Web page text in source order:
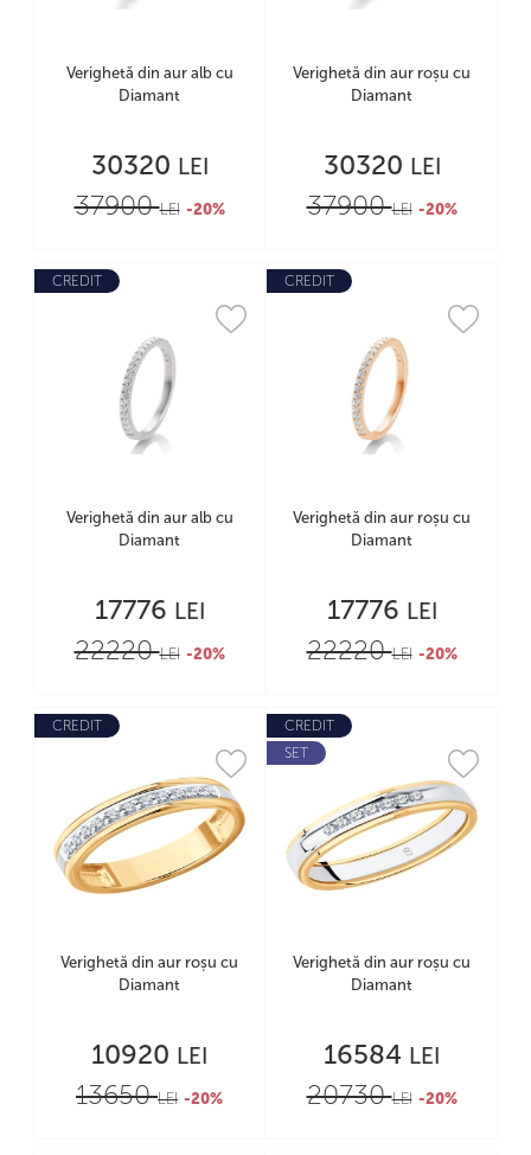
Verighetă din aur alb cu
Diamant
30320 LEI
37900LEI -20%
Verighetă din aur roșu cu
Diamant
30320 LEI
37900LEI -20%
CREDIT
Verighetă din aur alb cu
Diamant
17776 LEI
22220LEI -20%
CREDIT
Verighetă din aur roșu cu
Diamant
17776 LEI
22220LEI -20%
CREDIT
Verighetă din aur roșu cu
Diamant
10920 LEI
13650LEI -20%
CREDIT
SET
Verighetă din aur roșu cu
Diamant
16584 LEI
20730LEI -20%